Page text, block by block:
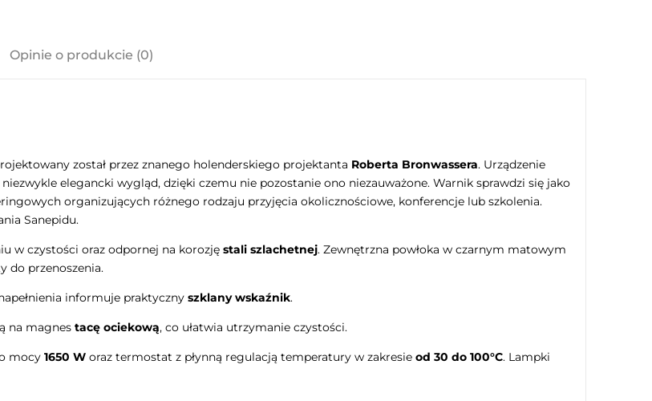
Opinie o produkcie (0)
został przez znanego holenderskiego projektanta Roberta Bronwassera. Urządzenie
elegancki wygląd, dzięki czemu nie pozostanie ono niezauważone. Warnik sprawdzi się jako
organizujących różnego rodzaju przyjęcia okolicznościowe, konferencje lub szkolenia.
Sanepidu.
w czystości oraz odpornej na korozję stali szlachetnej. Zewnętrzna powłoka w czarnym matowym
do przenoszenia.
informuje praktyczny szklany wskaźnik.
na magnes tacę ociekową, co ułatwia utrzymanie czystości.
mocy 1650 W oraz termostat z płynną regulacją temperatury w zakresie od 30 do 100°C. Lampki